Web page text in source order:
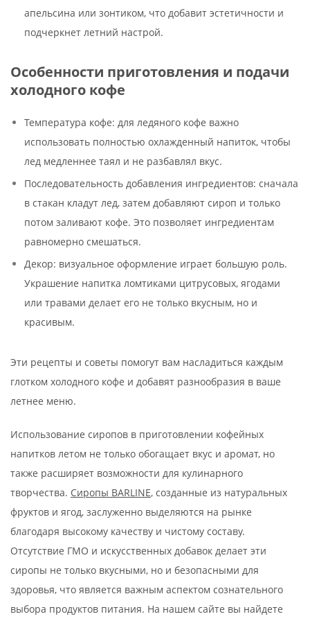
апельсина или зонтиком, что добавит эстетичности и
подчеркнет летний настрой.
Особенности приготовления и подачи
холодного кофе
Температура кофе: для ледяного кофе важно
использовать полностью охлажденный напиток, чтобы
лед медленнее таял и не разбавлял вкус.
Последовательность добавления ингредиентов: сначала
в стакан кладут лед, затем добавляют сироп и только
потом заливают кофе. Это позволяет ингредиентам
равномерно смешаться.
Декор: визуальное оформление играет большую роль.
Украшение напитка ломтиками цитрусовых, ягодами
или травами делает его не только вкусным, но и
красивым.
Эти рецепты и советы помогут вам насладиться каждым
глотком холодного кофе и добавят разнообразия в ваше
летнее меню.
Использование сиропов в приготовлении кофейных
напитков летом не только обогащает вкус и аромат, но
также расширяет возможности для кулинарного
творчества. Сиропы BARLINE, созданные из натуральных
фруктов и ягод, заслуженно выделяются на рынке
благодаря высокому качеству и чистому составу.
Отсутствие ГМО и искусственных добавок делает эти
сиропы не только вкусными, но и безопасными для
здоровья, что является важным аспектом сознательного
выбора продуктов питания. На нашем сайте вы найдете